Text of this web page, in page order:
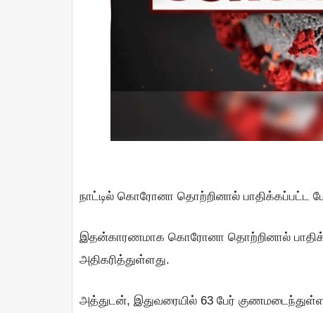
நாட்டில் கொரோனா தொற்றினால் பாதிக்கப்பட்ட
இதன்காரணமாக கொரோனா தொற்றினால்
அதிகரித்துள்ளது.
அத்துடன், இதுவரையில் 63 பேர்